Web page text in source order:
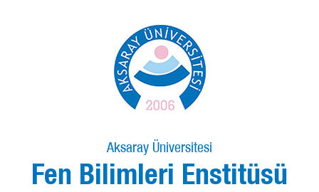
Aksaray Üniversitesi
Fen Bilimleri Enstitüsü